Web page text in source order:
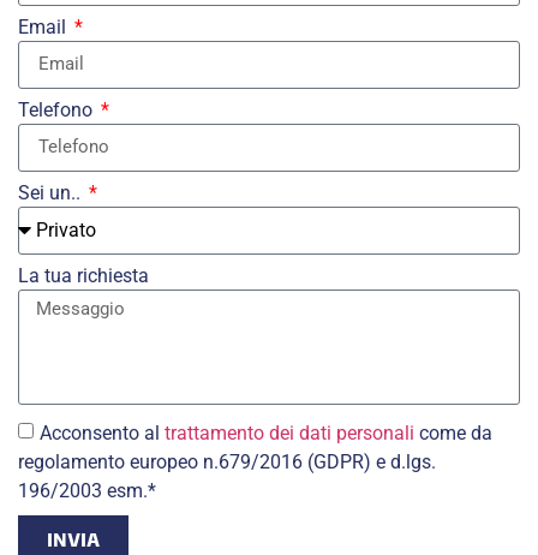
Email
Telefono
Sei un..
La tua richiesta
Acconsento al trattamento dei dati personali come da
regolamento europeo n.679/2016 (GDPR) e d.lgs.
196/2003 esm.*
INVIA